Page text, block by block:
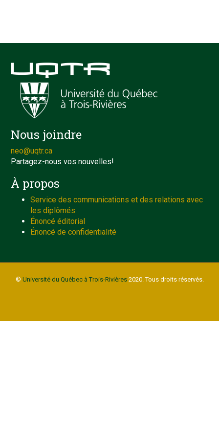
Nous joindre
neo@uqtr.ca
Partagez-nous vos nouvelles!
À propos
Service des communications et des relations avec
les diplômés
Énoncé éditorial
Énoncé de confidentialité
© Université du Québec à Trois-Rivières2020. Tous droits réservés.